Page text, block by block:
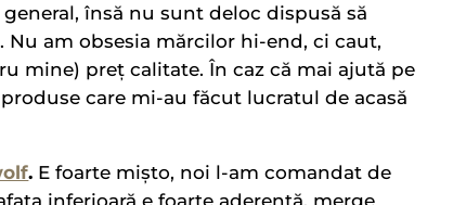
însă nu sunt deloc dispusă să
am obsesia mărcilor hi-end, ci caut,
mine) preț calitate. În caz că mai ajută pe
care mi-au făcut lucratul de acasă
. E foarte mișto, noi l-am comandat de
inferioară e foarte aderentă, merge